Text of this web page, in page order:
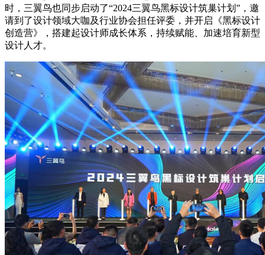
时，三翼鸟也同步启动了“2024三翼鸟黑标设计筑巢计划”，邀
请到了设计领域大咖及行业协会担任评委，并开启《黑标设计
创造营》，搭建起设计师成长体系，持续赋能、加速培育新型
设计人才。